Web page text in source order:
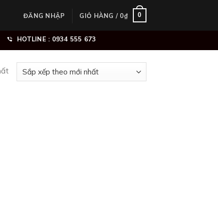
ĐĂNG NHẬP GIỎ HÀNG / 0₫ 0
HOTLINE : 0934 555 673